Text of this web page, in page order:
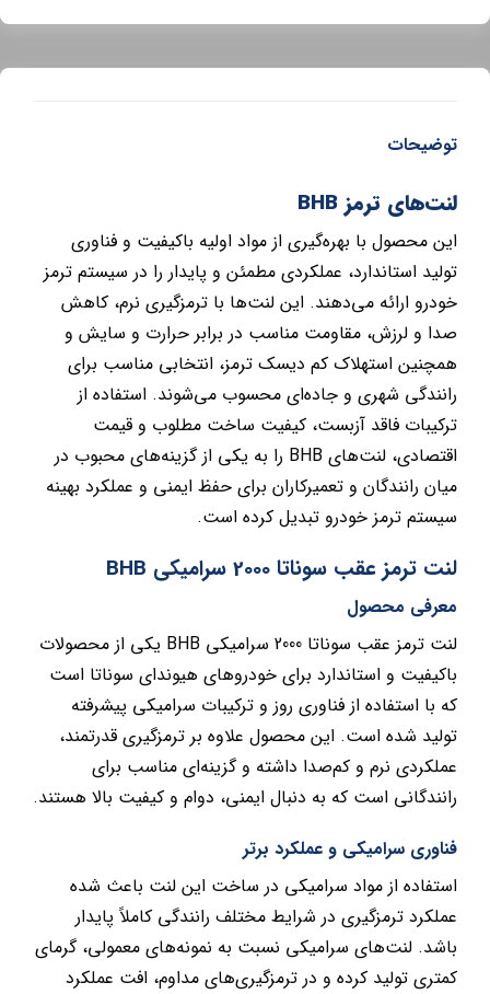
توضیحات
لنت‌های ترمز BHB
این محصول با بهره‌گیری از مواد اولیه باکیفیت و فناوری
تولید استاندارد، عملکردی مطمئن و پایدار را در سیستم ترمز
خودرو ارائه می‌دهند. این لنت‌ها با ترمزگیری نرم، کاهش
صدا و لرزش، مقاومت مناسب در برابر حرارت و سایش و
همچنین استهلاک کم دیسک ترمز، انتخابی مناسب برای
رانندگی شهری و جاده‌ای محسوب می‌شوند. استفاده از
ترکیبات فاقد آزبست، کیفیت ساخت مطلوب و قیمت
اقتصادی، لنت‌های BHB را به یکی از گزینه‌های محبوب در
میان رانندگان و تعمیرکاران برای حفظ ایمنی و عملکرد بهینه
سیستم ترمز خودرو تبدیل کرده است.
لنت ترمز عقب سوناتا 2000 سرامیکی BHB
معرفی محصول
لنت ترمز عقب سوناتا 2000 سرامیکی BHB یکی از محصولات
باکیفیت و استاندارد برای خودروهای هیوندای سوناتا است
که با استفاده از فناوری روز و ترکیبات سرامیکی پیشرفته
تولید شده است. این محصول علاوه بر ترمزگیری قدرتمند،
عملکردی نرم و کم‌صدا داشته و گزینه‌ای مناسب برای
رانندگانی است که به دنبال ایمنی، دوام و کیفیت بالا هستند.
فناوری سرامیکی و عملکرد برتر
استفاده از مواد سرامیکی در ساخت این لنت باعث شده
عملکرد ترمزگیری در شرایط مختلف رانندگی کاملاً پایدار
باشد. لنت‌های سرامیکی نسبت به نمونه‌های معمولی، گرمای
کمتری تولید کرده و در ترمزگیری‌های مداوم، افت عملکرد